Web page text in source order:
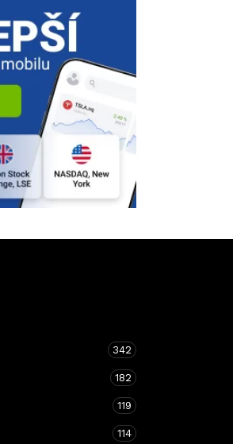
342
182
119
114